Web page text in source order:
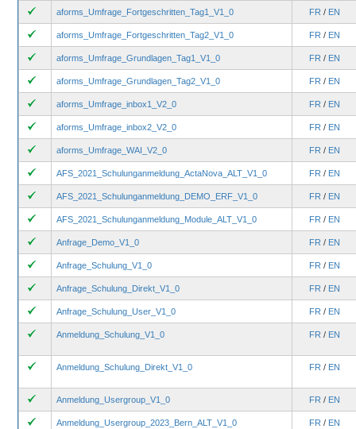
aforms_Umfrage_Fortgeschritten_Tag1_V1_0 FR / EN
aforms_Umfrage_Fortgeschritten_Tag2_V1_0 FR / EN
aforms_Umfrage_Grundlagen_Tag1_V1_0 FR / EN
aforms_Umfrage_Grundlagen_Tag2_V1_0 FR / EN
aforms_Umfrage_inbox1_V2_0 FR / EN
aforms_Umfrage_inbox2_V2_0 FR / EN
aforms_Umfrage_WAI_V2_0 FR / EN
AFS_2021_Schulunganmeldung_ActaNova_ALT_V1_0 FR / EN
AFS_2021_Schulunganmeldung_DEMO_ERF_V1_0 FR / EN
AFS_2021_Schulunganmeldung_Module_ALT_V1_0 FR / EN
Anfrage_Demo_V1_0 FR / EN
Anfrage_Schulung_V1_0 FR / EN
Anfrage_Schulung_Direkt_V1_0 FR / EN
Anfrage_Schulung_User_V1_0 FR / EN
Anmeldung_Schulung_V1_0 FR / EN
Anmeldung_Schulung_Direkt_V1_0 FR / EN
Anmeldung_Usergroup_V1_0 FR / EN
Anmeldung_Usergroup_2023_Bern_ALT_V1_0 FR / EN